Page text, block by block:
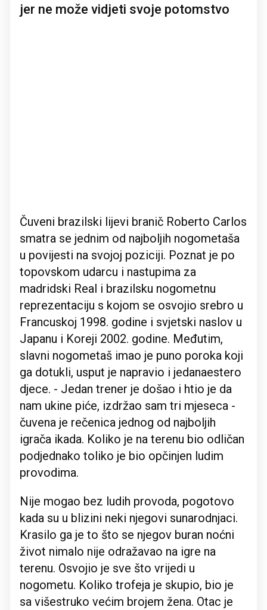
jer ne može vidjeti svoje potomstvo
Čuveni brazilski lijevi branič Roberto Carlos
smatra se jednim od najboljih nogometaša
u povijesti na svojoj poziciji. Poznat je po
topovskom udarcu i nastupima za
madridski Real i brazilsku nogometnu
reprezentaciju s kojom se osvojio srebro u
Francuskoj 1998. godine i svjetski naslov u
Japanu i Koreji 2002. godine. Međutim,
slavni nogometaš imao je puno poroka koji
ga dotukli, usput je napravio i jedanaestero
djece. - Jedan trener je došao i htio je da
nam ukine piće, izdržao sam tri mjeseca -
čuvena je rečenica jednog od najboljih
igrača ikada. Koliko je na terenu bio odličan
podjednako toliko je bio opčinjen ludim
provodima.
Nije mogao bez ludih provoda, pogotovo
kada su u blizini neki njegovi sunarodnjaci.
Krasilo ga je to što se njegov buran noćni
život nimalo nije odražavao na igre na
terenu. Osvojio je sve što vrijedi u
nogometu. Koliko trofeja je skupio, bio je
sa višestruko većim brojem žena. Otac je